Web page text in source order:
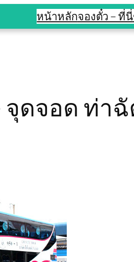
หน้าหลักจองตั๋ว – ที่นี่
จุดจอด ท่า